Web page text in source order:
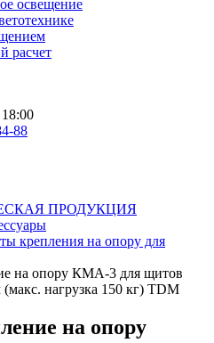
освещение
расчет
88
ПРОДУКЦИЯ
крепления на опору для
на опору КМА-3 для щитов
нагрузка 150 кг) TDM
на опору